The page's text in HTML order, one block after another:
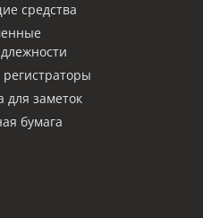
средства
для заметок
бумага